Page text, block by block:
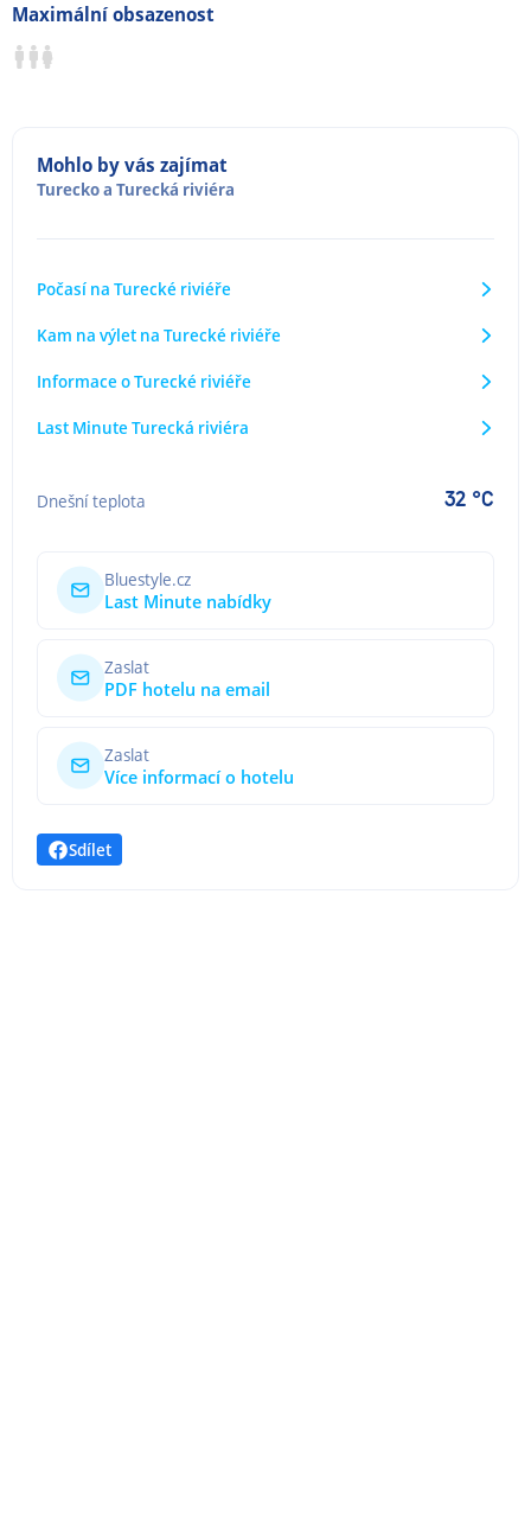
Maximální obsazenost
Mohlo by vás zajímat
Tureckoa Turecká riviéra
Počasí na Turecké riviéře
Kam na výlet na Turecké riviéře
Informace o Turecké riviéře
Last Minute Turecká riviéra
Dnešní teplota 32 °C
Bluestyle.cz
Last Minute nabídky
Zaslat
PDF hotelu na email
Zaslat
Více informací o hotelu
Sdílet